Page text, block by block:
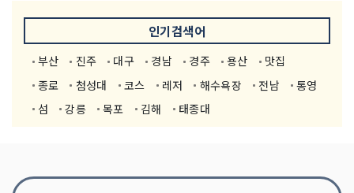
인기검색어
부산 진주 대구 경남 경주 용산
맛집
종로
첨성대 코스 레저 해수욕장 전남
통영
섬
강릉 목포 김해 태종대